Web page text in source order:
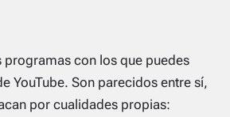
programas con los que puedes
YouTube. Son parecidos entre sí,
por cualidades propias: